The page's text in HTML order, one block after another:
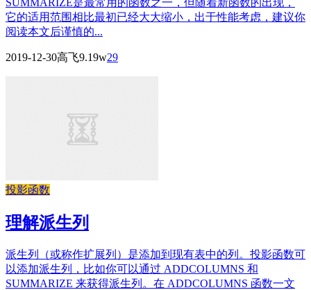
SUMMARIZE是最常用的函数之一，但随着新函数的出现，
它的适用范围相比最初已经大大缩小，出于性能考虑，建议你
阅读本文后谨慎的...
2019-12-30高飞9.19w29
投影函数
理解派生列
派生列（或称作扩展列）是添加到现有表中的列。投影函数可
以添加派生列，比如你可以通过 ADDCOLUMNS 和
SUMMARIZE 来获得派生列。在 ADDCOLUMNS 函数一文